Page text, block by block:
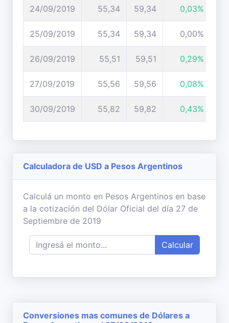
24/09/2019 55,34 59,34 0,03%
25/09/2019 55,34 59,34 0,00%
26/09/2019 55,51 59,51 0,29%
27/09/2019 55,56 59,56 0,08%
30/09/2019 55,82 59,82 0,43%
Calculadora de USD a Pesos Argentinos
Calculá un monto en Pesos Argentinos en base
a la cotización del Dólar Oficial del día 27 de
Septiembre de 2019
Calcular
Conversiones mas comunes de Dólares a